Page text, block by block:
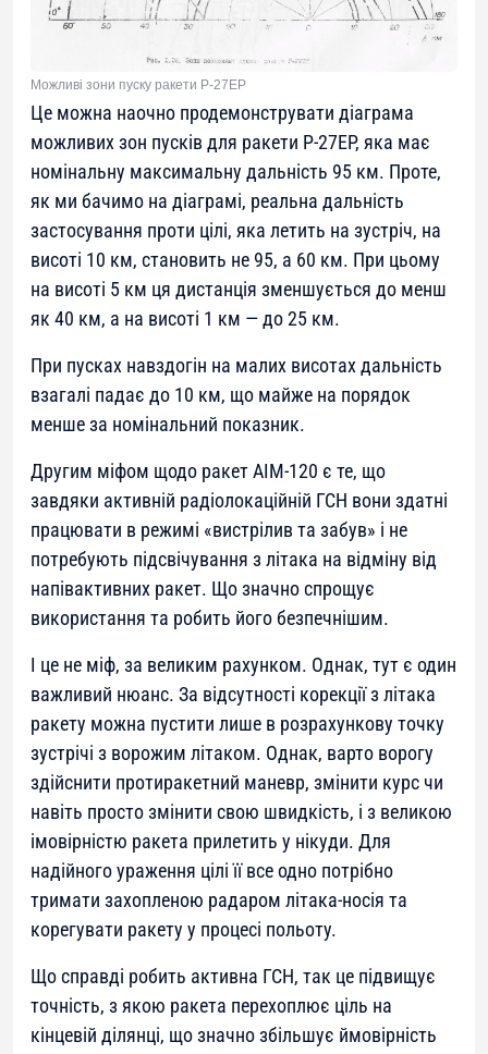
Можливі зони пуску ракети Р-27ЕР
Це можна наочно продемонструвати діаграма
можливих зон пусків для ракети Р-27ЕР, яка має
номінальну максимальну дальність 95 км. Проте,
як ми бачимо на діаграмі, реальна дальність
застосування проти цілі, яка летить на зустріч, на
висоті 10 км, становить не 95, а 60 км. При цьому
на висоті 5 км ця дистанція зменшується до менш
як 40 км, а на висоті 1 км — до 25 км.
При пусках навздогін на малих висотах дальність
взагалі падає до 10 км, що майже на порядок
менше за номінальний показник.
Другим міфом щодо ракет AIM-120 є те, що
завдяки активній радіолокаційній ГСН вони здатні
працювати в режимі «вистрілив та забув» і не
потребують підсвічування з літака на відміну від
напівактивних ракет. Що значно спрощує
використання та робить його безпечнішим.
І це не міф, за великим рахунком. Однак, тут є один
важливий нюанс. За відсутності корекції з літака
ракету можна пустити лише в розрахункову точку
зустрічі з ворожим літаком. Однак, варто ворогу
здійснити протиракетний маневр, змінити курс чи
навіть просто змінити свою швидкість, і з великою
імовірністю ракета прилетить у нікуди. Для
надійного ураження цілі її все одно потрібно
тримати захопленою радаром літака-носія та
корегувати ракету у процесі польоту.
Що справді робить активна ГСН, так це підвищує
точність, з якою ракета перехоплює ціль на
кінцевій ділянці, що значно збільшує ймовірність